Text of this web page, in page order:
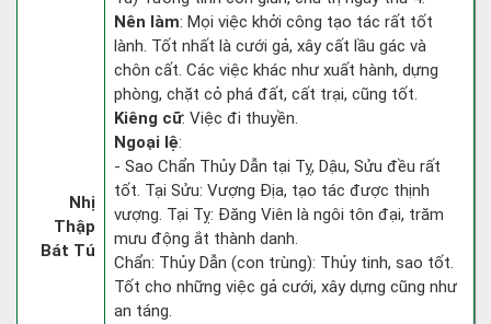
Nhị
Thập
Bát Tú
Nên làm: Mọi việc khởi công tạo tác rất tốt
lành. Tốt nhất là cưới gả, xây cất lầu gác và
chôn cất. Các việc khác như xuất hành, dựng
phòng, chặt cỏ phá đất, cất trại, cũng tốt.
Kiêng cữ: Việc đi thuyền.
Ngoại lệ:
- Sao Chẩn Thủy Dẫn tại Tỵ, Dậu, Sửu đều rất
tốt. Tại Sửu: Vượng Địa, tạo tác được thịnh
vượng. Tại Tỵ: Đăng Viên là ngôi tôn đại, trăm
mưu động ắt thành danh.
Chẩn: Thủy Dẫn (con trùng): Thủy tinh, sao tốt.
Tốt cho những việc gả cưới, xây dựng cũng như
an táng.